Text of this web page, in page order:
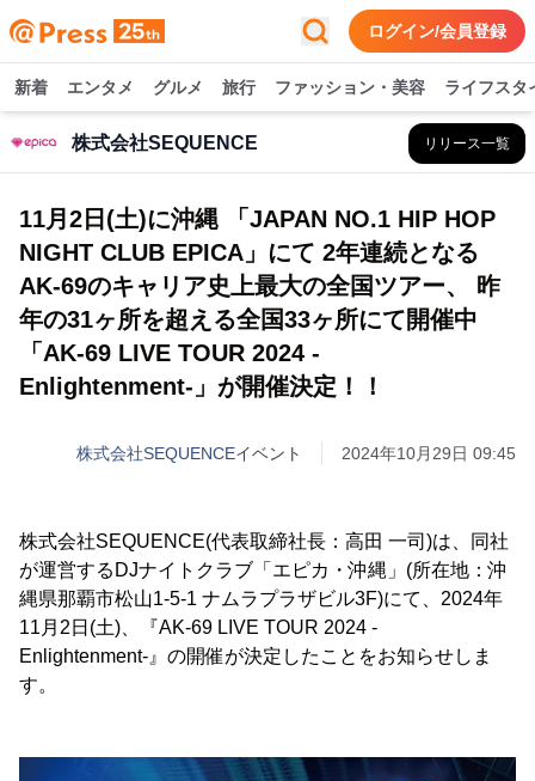
ログイン/会員登録
新着 エンタメ グルメ 旅行 ファッション・美容 ライフスタ
株式会社SEQUENCE リリース一覧
11月2日(土)に沖縄 「JAPAN NO.1 HIP HOP
NIGHT CLUB EPICA」にて 2年連続となる
AK-69のキャリア史上最大の全国ツアー、 昨
年の31ヶ所を超える全国33ヶ所にて開催中
「AK-69 LIVE TOUR 2024 -
Enlightenment-」が開催決定！！
株式会社SEQUENCEイベント 2024年10月29日 09:45
株式会社SEQUENCE(代表取締社長：高田 一司)は、同社
が運営するDJナイトクラブ「エピカ・沖縄」(所在地：沖
縄県那覇市松山1-5-1 ナムラプラザビル3F)にて、2024年
11月2日(土)、『AK-69 LIVE TOUR 2024 -
Enlightenment-』の開催が決定したことをお知らせしま
す。